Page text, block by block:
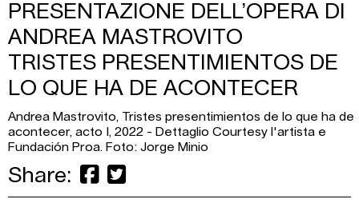
PRESENTAZIONE DELL’OPERA DI
ANDREA MASTROVITO
TRISTES PRESENTIMIENTOS DE
LO QUE HA DE ACONTECER
Andrea Mastrovito, Tristes presentimientos de lo que ha de
acontecer, acto I, 2022 - Dettaglio Courtesy l'artista e
Fundación Proa. Foto: Jorge Minio
Share: